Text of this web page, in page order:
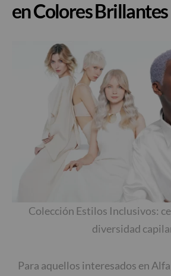
en Colores Brillantes
Colección Estilos Inclusivos:
diversidad
Para aquellos interesados en